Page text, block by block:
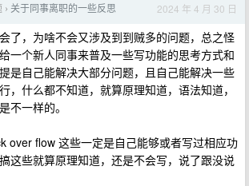
› 关于同事离职的一些反思 2024 年 4 月 30 日
了，为啥不会又涉及到到贼多的问题，总之怪
一个新人同事来普及一些写功能的思考方式和
是自己能解决大部分问题，且自己能解决一些
，什么都不知道，就算原理知道，语法知道，
不一样的。
over flow 这些一定是自己能够或者写过相应功
这些就算原理知道，还是不会写，说了跟没说